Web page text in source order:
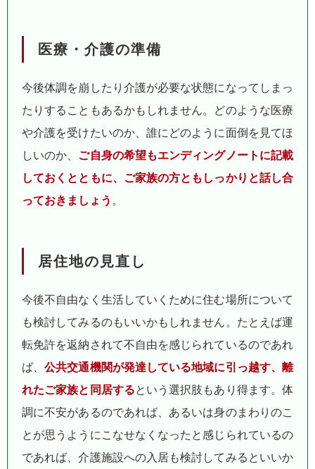
医療・介護の準備
今後体調を崩したり介護が必要な状態になってしまっ
たりすることもあるかもしれません。どのような医療
や介護を受けたいのか、誰にどのように面倒を見てほ
しいのか、 ご自身の希望もエンディングノートに記載
しておくとともに、ご家族の方ともしっかりと話し合
っておきましょう 。
居住地の見直し
今後不自由なく生活していくために住む場所について
も検討してみるのもいいかもしれません。たとえば運
転免許を返納されて不自由を感じられているのであれ
ば、公共交通機関が発達している地域に引っ越す、離
れたご家族と同居するという選択肢もあり得ます。体
調に不安があるのであれば、あるいは身のまわりのこ
とが思うようにこなせなくなったと感じられているの
であれば、介護施設への入居も検討してみるといいか